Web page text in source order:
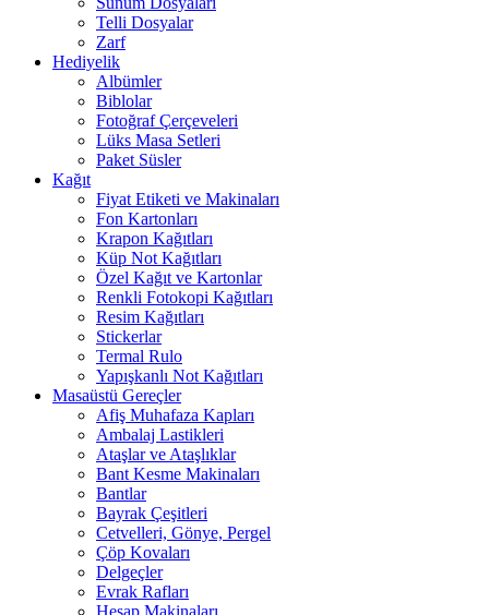
Telli Dosyalar
Zarf
Hediyelik
Albümler
Biblolar
Fotoğraf Çerçeveleri
Lüks Masa Setleri
Paket Süsler
Kağıt
Fiyat Etiketi ve Makinaları
Fon Kartonları
Krapon Kağıtları
Küp Not Kağıtları
Özel Kağıt ve Kartonlar
Renkli Fotokopi Kağıtları
Resim Kağıtları
Stickerlar
Termal Rulo
Yapışkanlı Not Kağıtları
Masaüstü Gereçler
Afiş Muhafaza Kapları
Ambalaj Lastikleri
Ataşlar ve Ataşlıklar
Bant Kesme Makinaları
Bantlar
Bayrak Çeşitleri
Cetvelleri, Gönye, Pergel
Çöp Kovaları
Delgeçler
Evrak Rafları
Hesap Makinaları